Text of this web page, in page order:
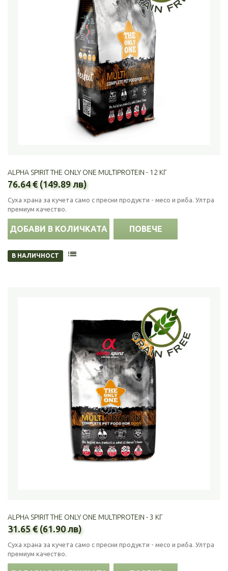
ALPHA SPIRIT THE ONLY ONE MULTIPROTEIN - 12 КГ
76.64 € (149.89 лв)
Суха храна за кучета само с пресни продукти - месо и риба. Ултра
премиум качество.
ДОБАВИ В КОЛИЧКАТА ПОВЕЧЕ
В НАЛИЧНОСТ
ALPHA SPIRIT THE ONLY ONE MULTIPROTEIN - 3 КГ
31.65 € (61.90 лв)
Суха храна за кучета само с пресни продукти - месо и риба. Ултра
премиум качество.